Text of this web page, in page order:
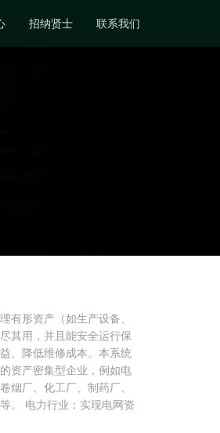
招纳贤士 联系我们
有形资产（如生产设备、
其用，并且能安全运行保
、降低维修成本。本系统
资产密集型企业，例如电
烟厂、化工厂、制药厂、
。 电力行业：实现电网资